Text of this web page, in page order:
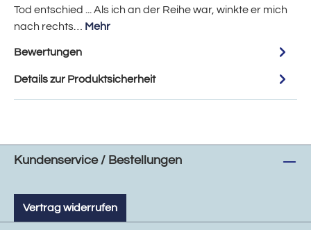
Tod entschied ... Als ich an der Reihe war, winkte er mich
nach rechts… Mehr
Bewertungen
Details zur Produktsicherheit
Kundenservice / Bestellungen
Vertrag widerrufen